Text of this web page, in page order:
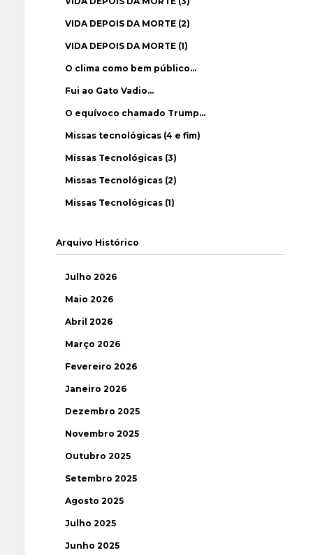
VIDA DEPOIS DA MORTE (2)
VIDA DEPOIS DA MORTE (1)
O clima como bem público…
Fui ao Gato Vadio…
O equívoco chamado Trump…
Missas tecnológicas (4 e fim)
Missas Tecnológicas (3)
Missas Tecnológicas (2)
Missas Tecnológicas (1)
Arquivo Histórico
Julho 2026
Maio 2026
Abril 2026
Março 2026
Fevereiro 2026
Janeiro 2026
Dezembro 2025
Novembro 2025
Outubro 2025
Setembro 2025
Agosto 2025
Julho 2025
Junho 2025